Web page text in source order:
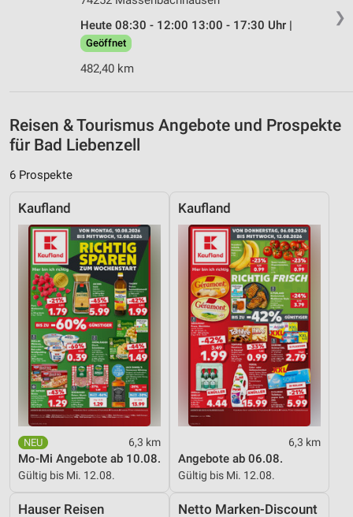
❯
Heute 08:30 - 12:00 13:00 - 17:30 Uhr |
Geöffnet
482,40 km
Reisen & Tourismus Angebote und Prospekte
für Bad Liebenzell
6 Prospekte
Kaufland
6,3 km
Mo-Mi Angebote ab 10.08.
Gültig bis Mi. 12.08.
Kaufland
6,3 km
Angebote ab 06.08.
Gültig bis Mi. 12.08.
Hauser Reisen Netto Marken-Discount
Verwendung von Profilen zur Auswahl
personalisierter Werbung
Verwendung von Profilen zur Auswahl
personalisierter Inhalte
Messung der Werbeleistung
Messung der Performance von Inhalten
Analyse von Zielgruppen durch Statistiken oder
Kombinationen von Daten aus verschiedenen
Quellen
Entwicklung und Verbesserung der Angebote
Verwendung reduzierter Daten zur Auswahl von
Inhalten
IAB-Besonderheiten:
Verwendung genauer Standortdaten
Geräte anhand von aktiv angeforderten
Informationen identifizieren
Nicht-IAB-Verarbeitungszwecke: